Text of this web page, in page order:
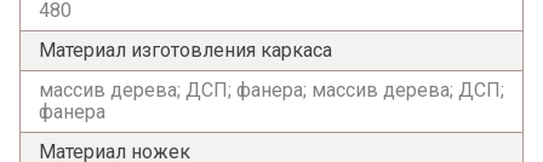
480
Материал изготовления каркаса
массив дерева; ДСП; фанера; массив дерева; ДСП;
фанера
Материал ножек